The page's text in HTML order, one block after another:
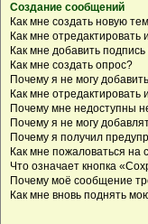
Создание сообщений
Как мне создать новую
Как мне
Как мне добавить
Как мне создать опрос?
Почему я не могу
Как мне отредактировать
Почему мне недоступны
Почему я не могу
Почему я получил
Как мне пожаловаться
Что означает кнопка
Почему моё сообщение
Как мне вновь поднять